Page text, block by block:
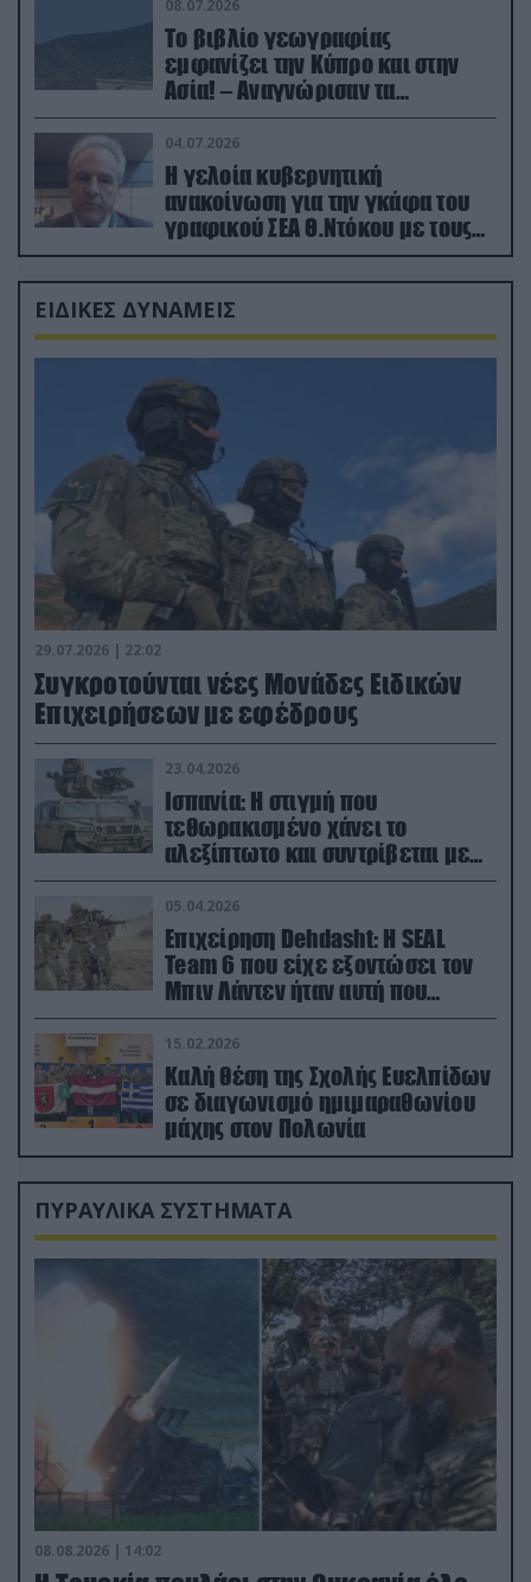
08.07.2026
Το βιβλίο γεωγραφίας
εμφανίζει την Κύπρο και στην
Ασία! – Αναγνώρισαν τα
κατεχόμενα; (φωτο)
04.07.2026
Η γελοία κυβερνητική
ανακοίνωση για την γκάφα του
γραφικού ΣΕΑ Θ.Ντόκου με τους
Ρώσους φαρσέρ
ΕΙΔΙΚΕΣ ΔΥΝΑΜΕΙΣ
29.07.2026 | 22:02
Συγκροτούνται νέες Μονάδες Ειδικών
Επιχειρήσεων με εφέδρους
23.04.2026
Ισπανία: Η στιγμή που
τεθωρακισμένο χάνει το
αλεξίπτωτο και συντρίβεται με
ορμή στο έδαφος (βίντεο)
05.04.2026
Επιχείρηση Dehdasht: Η SEAL
Team 6 που είχε εξοντώσει τον
Μπιν Λάντεν ήταν αυτή που
διέσωσε τον πιλότο του F-15
15.02.2026
Καλή θέση της Σχολής Ευελπίδων
σε διαγωνισμό ημιμαραθωνίου
μάχης στον Πολωνία
ΠΥΡΑΥΛΙΚΑ ΣΥΣΤΗΜΑΤΑ
08.08.2026 | 14:02